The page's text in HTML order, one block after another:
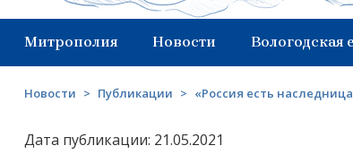
Митрополия Новости Вологодская
Новости > Публикации > «Россия есть
Дата публикации: 21.05.2021